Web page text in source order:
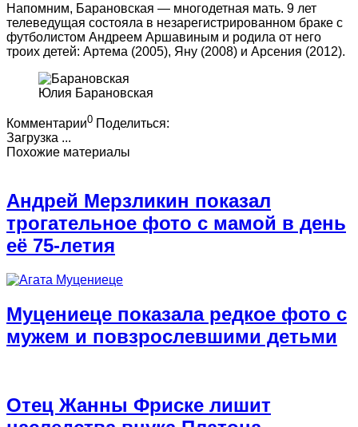
Напомним, Барановская — многодетная мать. 9 лет
телеведущая состояла в незарегистрированном браке с
футболистом Андреем Аршавиным и родила от него
троих детей: Артема (2005), Яну (2008) и Арсения (2012).
Юлия Барановская
Комментарии0 Поделиться:
Загрузка ...
Похожие материалы
Андрей Мерзликин показал
трогательное фото с мамой в день
её 75-летия
Муцениеце показала редкое фото с
мужем и повзрослевшими детьми
Отец Жанны Фриске лишит